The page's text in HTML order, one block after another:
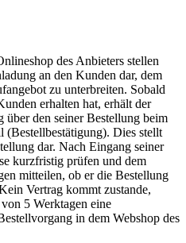
des Anbieters stellen
an den Kunden dar, dem
zu unterbreiten. Sobald
erhalten hat, erhält der
über den seiner Bestellung beim
Dies stellt
dar. Nach Eingang seiner
kurzfristig prüfen und dem
mitteilen, ob er die Bestellung
Vertrag kommt zustande,
5 Werktagen eine
in dem Webshop des